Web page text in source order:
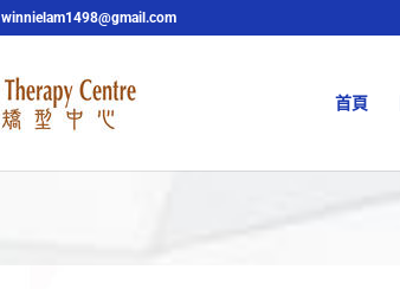
winnielam1498@gmail.com
首頁